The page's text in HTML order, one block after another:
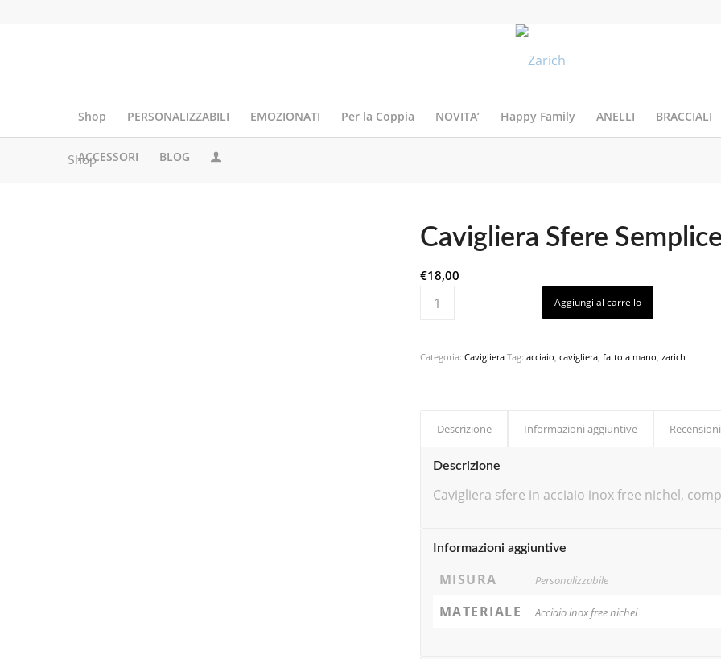
Shop PERSONALIZZABILI EMOZIONATI Per la Coppia NOVITA’ Happy Family ANELLI BRACCIALI
ACCESSORI BLOG
Shop
Cavigliera Sfere Semplice
€18,00
Aggiungi al carrello
Categoria: Cavigliera Tag: acciaio, cavigliera, fatto a mano, zarich
Descrizione Informazioni aggiuntive
Descrizione
Cavigliera sfere in acciaio inox free nichel,
Informazioni aggiuntive
MISURA Personalizzabile
MATERIALE Acciaio inox free nichel